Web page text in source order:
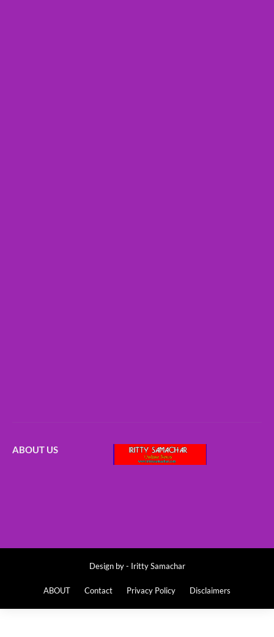
ABOUT US
Design by - Iritty Samachar
ABOUT Contact Privacy Policy Disclaimers